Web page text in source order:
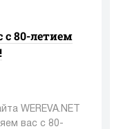
с 80-летием
WEREVA.NET
вас с 80-